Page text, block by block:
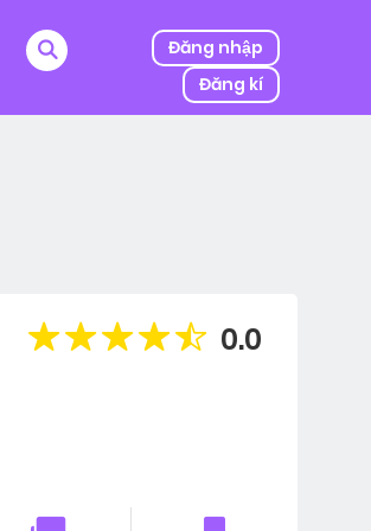
Đăng nhập
Đăng kí
cóc, người được mệnh danh
0.0